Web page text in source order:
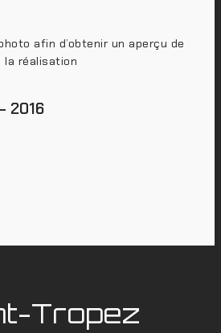
afin d’obtenir un aperçu de
la réalisation
2016
Tropez